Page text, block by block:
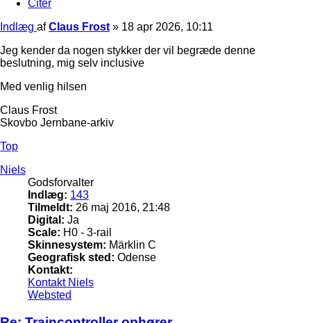
Citer
Indlæg afClaus Frost » 18 apr 2026, 10:11
Jeg kender da nogen stykker der vil begræde denne
beslutning, mig selv inclusive
Med venlig hilsen
Claus Frost
Skovbo Jernbane-arkiv
Top
Niels
Godsforvalter
Indlæg: 143
Tilmeldt: 26 maj 2016, 21:48
Digital: Ja
Scale: H0 - 3-rail
Skinnesystem: Märklin C
Geografisk sted: Odense
Kontakt:
Kontakt Niels
Websted